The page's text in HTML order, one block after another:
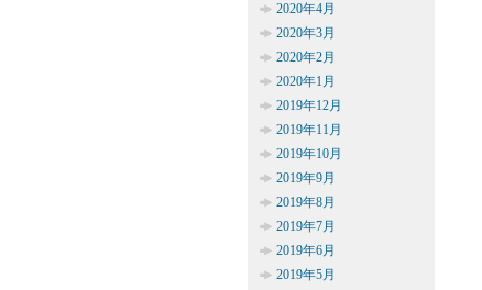
2020年4月
2020年3月
2020年2月
2020年1月
2019年12月
2019年11月
2019年10月
2019年9月
2019年8月
2019年7月
2019年6月
2019年5月